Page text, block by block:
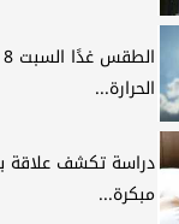
الحرارة...
دراسة تكشف علاقة
مبكرة...